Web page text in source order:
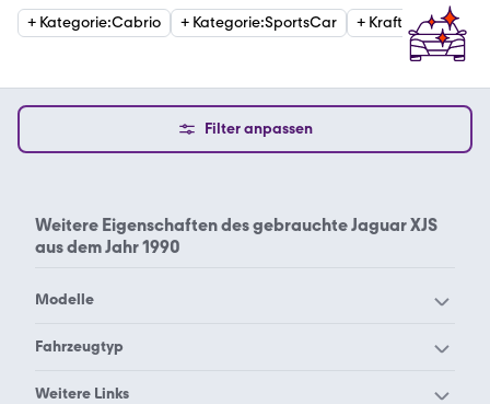
+ Kategorie:Cabrio + Kategorie:SportsCar + Kraftstoffart:
Filter anpassen
Weitere Eigenschaften desgebrauchte Jaguar XJS
aus dem Jahr 1990
Modelle
Jaguar Daimler
Fahrzeugtyp
Jaguar XJS Cabrio 1995
Weitere Links